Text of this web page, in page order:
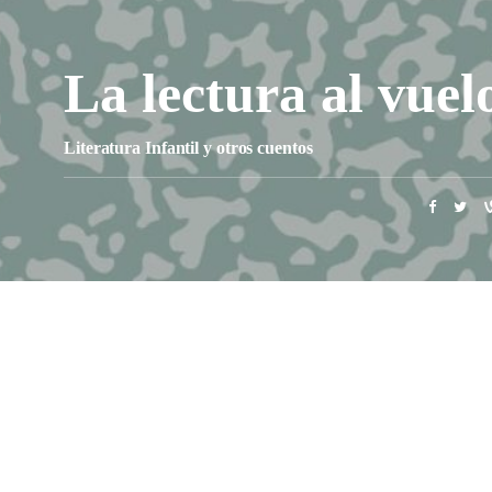
La lectura al
Literatura Infantil y otros cuentos